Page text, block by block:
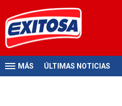
MÁS ÚLTIMAS NOTICIAS